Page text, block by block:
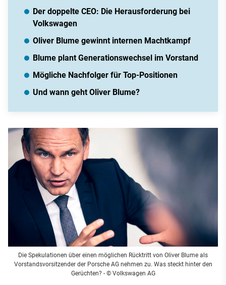
Der doppelte CEO: Die Herausforderung bei
Volkswagen
Oliver Blume gewinnt internen Machtkampf
Blume plant Generationswechsel im Vorstand
Mögliche Nachfolger für Top-Positionen
Und wann geht Oliver Blume?
Die Spekulationen über einen möglichen Rücktritt von Oliver Blume als
Vorstandsvorsitzender der Porsche AG nehmen zu. Was steckt hinter den
Gerüchten?- © Volkswagen AG